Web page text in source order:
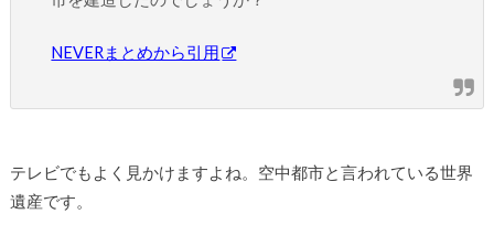
NEVERまとめから引用
テレビでもよく見かけますよね。空中都市と言われている世界
遺産です。